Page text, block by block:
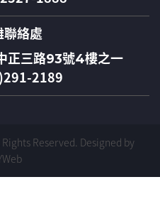
聯絡處
正三路93號4樓之一
2189
Reserved. Designed by